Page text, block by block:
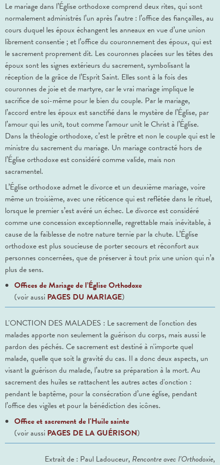
Le mariage dans l’Église orthodoxe comprend deux rites, qui sont
normalement administrés l’un après l’autre : l’office des fiançailles, au
cours duquel les époux échangent les anneaux en vue d’une union
librement consentie ; et l’office du couronnement des époux, qui est
le sacrement proprement dit. Les couronnes placées sur les têtes des
époux sont les signes extérieurs du sacrement, symbolisant la
réception de la grâce de l’Esprit Saint. Elles sont à la fois des
couronnes de joie et de martyre, car le vrai mariage implique le
sacrifice de soi-même pour le bien du couple. Par le mariage,
l’accord entre les époux est sanctifié dans le mystère de l’Église, par
l’amour qui les unit, tout comme l’amour unit le Christ à l’Église.
Dans la théologie orthodoxe, c’est le prêtre et non le couple qui est le
ministre du sacrement du mariage. Un mariage contracté hors de
l’Église orthodoxe est considéré comme valide, mais non
sacramentel.
L’Église orthodoxe admet le divorce et un deuxième mariage, voire
même un troisième, avec une réticence qui est reflétée dans le rituel,
lorsque le premier s’est avéré un échec. Le divorce est considéré
comme une concession exceptionnelle, regrettable mais inévitable, à
cause de la faiblesse de notre nature ternie par la chute. L’Église
orthodoxe est plus soucieuse de porter secours et réconfort aux
personnes concernées, que de préserver à tout prix une union qui n’a
plus de sens.
Offices de Mariage de l’Église Orthodoxe
(voir aussi PAGES DU MARIAGE)
L'ONCTION DES MALADES : Le sacrement de l'onction des
malades apporte non seulement la guérison du corps, mais aussi le
pardon des péchés. Ce sacrement est destiné à n'importe quel
malade, quelle que soit la gravité du cas. Il a donc deux aspects, un
visant la guérison du malade, l’autre sa préparation à la mort. Au
sacrement des huiles se rattachent les autres actes d'onction :
pendant le baptême, pour la consécration d’une église, pendant
l’office des vigiles et pour la bénédiction des icônes.
Office et sacrement de l'Huile sainte
(voir aussi PAGES DE LA GUÉRISON)
Extrait de : Paul Ladouceur, Rencontre avec l’Orthodoxie,